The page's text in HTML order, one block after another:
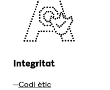
Integritat
Codi ètic